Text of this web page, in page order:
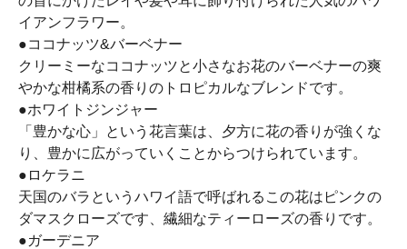
イアンフラワー。
●ココナッツ&バーベナー
クリーミーなココナッツと小さなお花のバーベナーの爽
やかな柑橘系の香りのトロピカルなブレンドです。
●ホワイトジンジャー
「豊かな心」という花言葉は、夕方に花の香りが強くな
り、豊かに広がっていくことからつけられています。
●ロケラニ
天国のバラというハワイ語で呼ばれるこの花はピンクの
ダマスクローズです、繊細なティーローズの香りです。
●ガーデニア